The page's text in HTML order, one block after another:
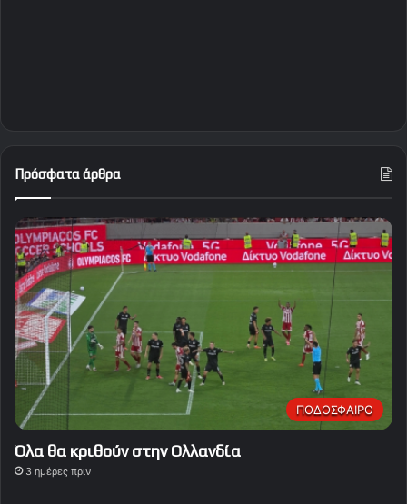
Πρόσφατα άρθρα
ΠΟΔΟΣΦΑΙΡΟ
Όλα θα κριθούν στην Ολλανδία
3 ημέρες πριν